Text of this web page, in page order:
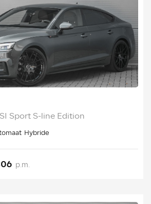
Sport S-line Edition
Hybride
p.m.